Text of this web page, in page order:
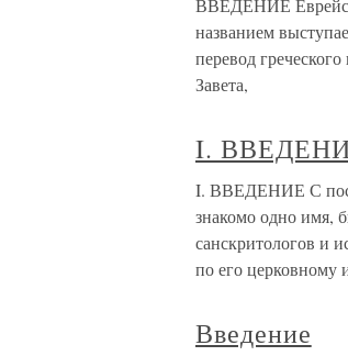
ВВЕДЕНИЕ
названием
перевод
Завета,
I.
I. ВВЕДЕНИЕ С
знакомо одно имя,
санскритологов и
по его церковному
Введение